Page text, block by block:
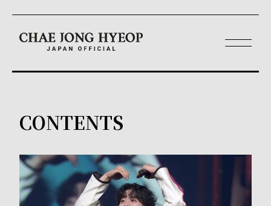
CONTENTS